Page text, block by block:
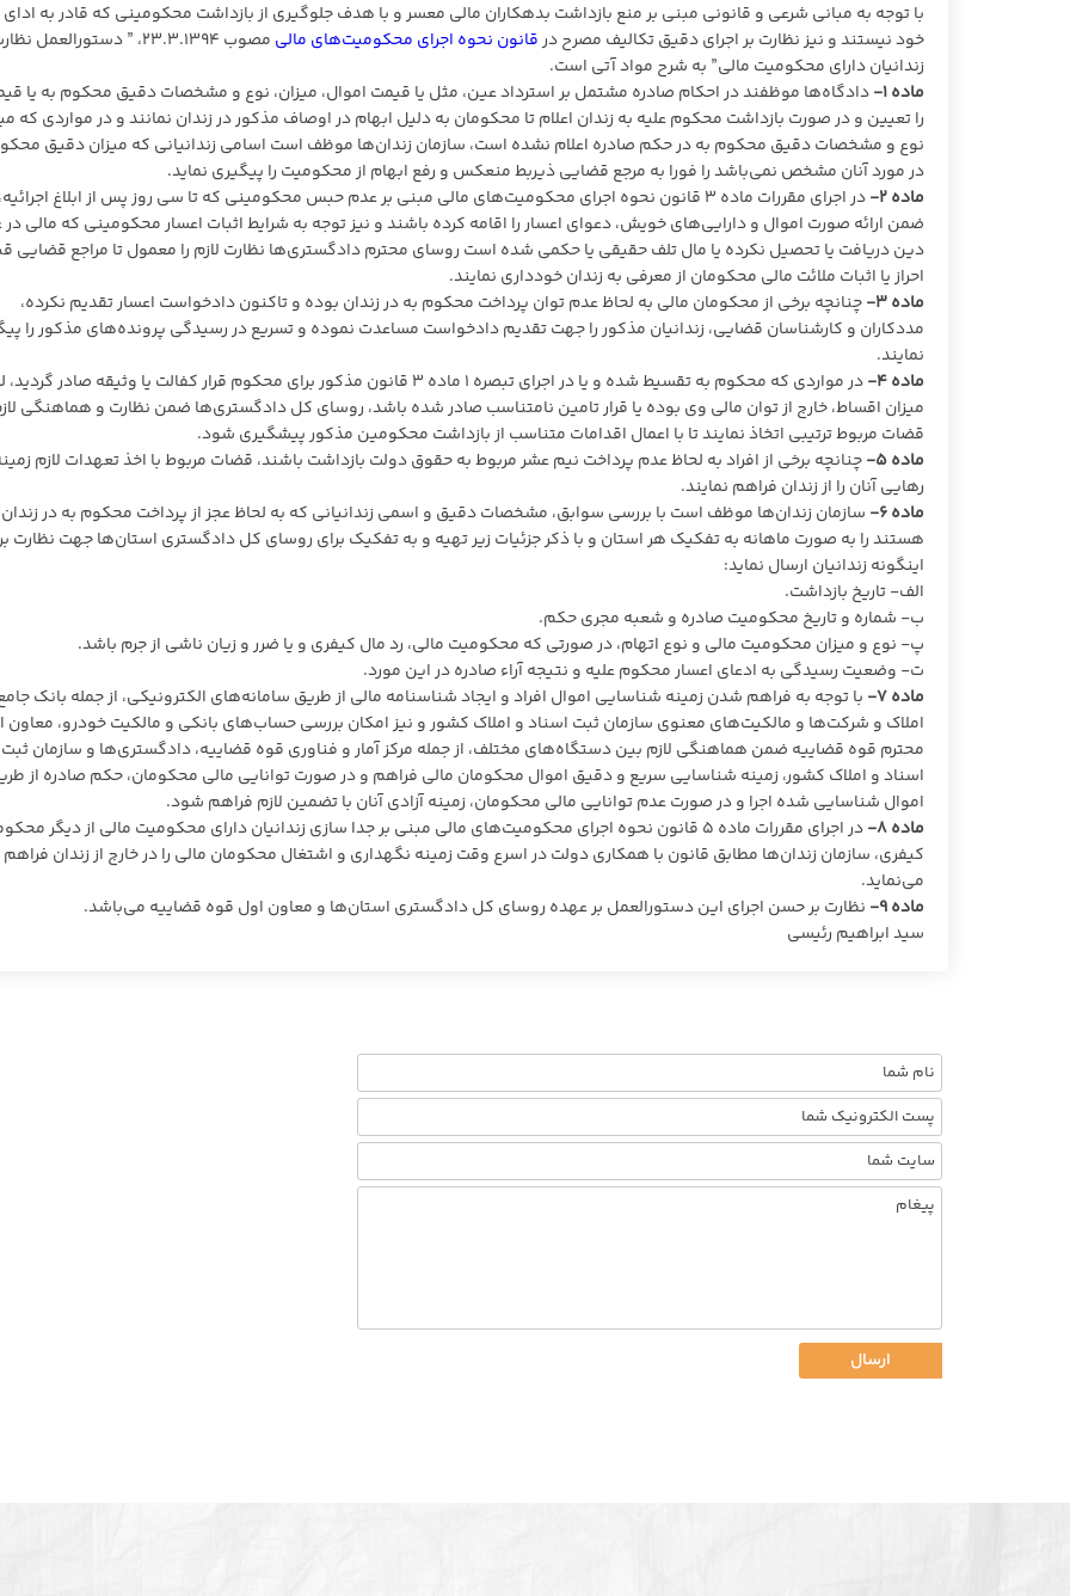
با توجه به مبانی شرعی و قانونی مبنی بر منع بازداشت بدهکاران مالی معسر و با هدف جلوگیری از بازداشت محکومینی که قادر به
خود نیستند و نیز نظارت بر اجرای دقیق تکالیف مصرح درقانون نحوه اجرای محکومیت‌های مالی
مصوب ۲۳.۳.۱۳۹۴، ” دستورالعمل
زندانیان دارای محکومیت مالی” به شرح مواد آتی است.
ماده ۱-
دادگاه‌ها موظفند در احکام صادره مشتمل بر استرداد عین، مثل یا قیمت اموال، میزان، نوع و مشخصات دقیق محکوم به یا
را تعیین و در صورت بازداشت محکوم علیه به زندان اعلام تا محکومان به دلیل ابهام در اوصاف مذکور در زندان نمانند و در مواردی که
نوع و مشخصات دقیق محکوم به در حکم صادره اعلام نشده است، سازمان زندان‌ها موظف است اسامی زندانیانی که میزان دقیق
در مورد آنان مشخص نمی‌باشد را فورا به مرجع قضایی ذیربط منعکس و رفع ابهام از محکومیت را پیگیری نماید.
ماده ۲-
در اجرای مقررات ماده ۳ قانون نحوه اجرای محکومیت‌های مالی مبنی بر عدم حبس محکومینی که تا سی روز پس از ابلاغ اجرائیه،
ضمن ارائه صورت اموال و دارایی‌های خویش، دعوای اعسار را اقامه کرده باشند و نیز توجه به شرایط اثبات اعسار محکومینی که مالی
دین دریافت یا تحصیل نکرده یا مال تلف حقیقی یا حکمی شده است روسای محترم دادگستری‌ها نظارت لازم را معمول تا مراجع قضایی
احراز یا اثبات ملائت مالی محکومان از معرفی به زندان خودداری نمایند.
ماده ۳-
چنانچه برخی از محکومان مالی به لحاظ عدم توان پرداخت محکوم به در زندان بوده و تاکنون دادخواست اعسار تقدیم نکرده،
مددکاران و کارشناسان قضایی، زندانیان مذکور را جهت تقدیم دادخواست مساعدت نموده و تسریع در رسیدگی پرونده‌های مذکور را
نمایند.
ماده ۴-
در مواردی که محکوم به تقسیط شده و یا در اجرای تبصره ۱ ماده ۳ قانون مذکور برای محکوم قرار کفالت یا وثیقه صادر
میزان اقساط، خارج از توان مالی وی بوده یا قرار تامین نامتناسب صادر شده باشد، روسای کل دادگستری‌ها ضمن نظارت و هماهنگی
قضات مربوط ترتیبی اتخاذ نمایند تا با اعمال اقدامات متناسب از بازداشت محکومین مذکور پیشگیری شود.
ماده ۵-
چنانچه برخی از افراد به لحاظ عدم پرداخت نیم عشر مربوط به حقوق دولت بازداشت باشند، قضات مربوط با اخذ تعهدات لازم
رهایی آنان را از زندان فراهم نمایند.
ماده ۶-
سازمان زندان‌ها موظف است با بررسی سوابق، مشخصات دقیق و اسمی زندانیانی که به لحاظ عجز از پرداخت محکوم به در زندان
هستند را به صورت ماهانه به تفکیک هر استان و با ذکر جزئیات زیر تهیه و به تفکیک برای روسای کل دادگستری استان‌ها جهت نظارت
اینگونه زندانیان ارسال نماید:
الف- تاریخ بازداشت.
ب- شماره و تاریخ محکومیت صادره و شعبه مجری حکم.
پ- نوع و میزان محکومیت مالی و نوع اتهام، در صورتی که محکومیت مالی، رد مال کیفری و یا ضرر و زیان ناشی از جرم باشد.
ت- وضعیت رسیدگی به ادعای اعسار محکوم علیه و نتیجه آراء صادره در این مورد.
ماده ۷-
با توجه به فراهم شدن زمینه شناسایی اموال افراد و ایجاد شناسنامه مالی از طریق سامانه‌های الکترونیکی، از جمله بانک
املاک و شرکت‌ها و مالکیت‌های معنوی سازمان ثبت اسناد و املاک کشور و نیز امکان بررسی حساب‌های بانکی و مالکیت خودرو، معاون
محترم قوه قضاییه ضمن هماهنگی لازم بین دستگاه‌های مختلف، از جمله مرکز آمار و فناوری قوه قضاییه، دادگستری‌ها و سازمان ثبت
اسناد و املاک کشور، زمینه شناسایی سریع و دقیق اموال محکومان مالی فراهم و در صورت توانایی مالی محکومان، حکم صادره از
اموال شناسایی شده اجرا و در صورت عدم توانایی مالی محکومان، زمینه آزادی آنان با تضمین لازم فراهم شود.
ماده ۸-
در اجرای مقررات ماده ۵ قانون نحوه اجرای محکومیت‌های مالی مبنی بر جدا سازی زندانیان دارای محکومیت مالی از دیگر
کیفری، سازمان زندان‌ها مطابق قانون با همکاری دولت در اسرع وقت زمینه نگهداری و اشتغال محکومان مالی را در خارج از زندان فراهم
می‌نماید.
ماده ۹-
نظارت بر حسن اجرای این دستورالعمل بر عهده روسای کل دادگستری استان‌ها و معاون اول قوه قضاییه می‌باشد.
سید ابراهیم رئیسی
ارسال